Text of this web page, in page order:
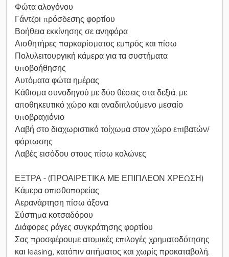
Φώτα αλογόνου
Γάντζοι πρόσδεσης φορτίου
Βοήθεια εκκίνησης σε ανηφόρα
Αισθητήρες παρκαρίσματος εμπρός και πίσω
Πολυλειτουργική κάμερα για τα συστήματα
υποβοήθησης
Αυτόματα φώτα ημέρας
Κάθισμα συνοδηγού με δύο θέσεις στα δεξιά, με
αποθηκευτικό χώρο και αναδιπλούμενο μεσαίο
υποβραχιόνιο
Λαβή στο διαχωριστικό τοίχωμα στον χώρο επιβατών/
φόρτωσης
Λαβές εισόδου στους πίσω κολώνες
ΕΞΤΡΑ - (ΠΡΟΑΙΡΕΤΙΚΑ ΜΕ ΕΠΙΠΛΕΟΝ ΧΡΕΩΣΗ)
Κάμερα οπισθοπορείας
Αερανάρτηση πίσω άξονα
Σύστημα κοτσαδόρου
Διάφορες ράγες συγκράτησης φορτίου
Σας προσφέρουμε ατομικές επιλογές χρηματοδότησης
και leasing, κατόπιν αιτήματος και χωρίς προκαταβολή.